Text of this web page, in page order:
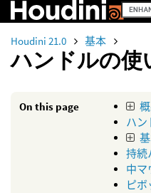
Houdini 21.0 基本
ハンドルの使
On this page
ハン
持続
中マ
ピボ